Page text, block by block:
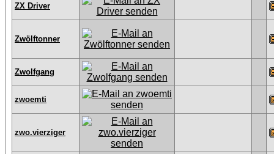
ZX Driver
Zwölftonner
Zwolfgang
zwoemti
zwo.vierziger